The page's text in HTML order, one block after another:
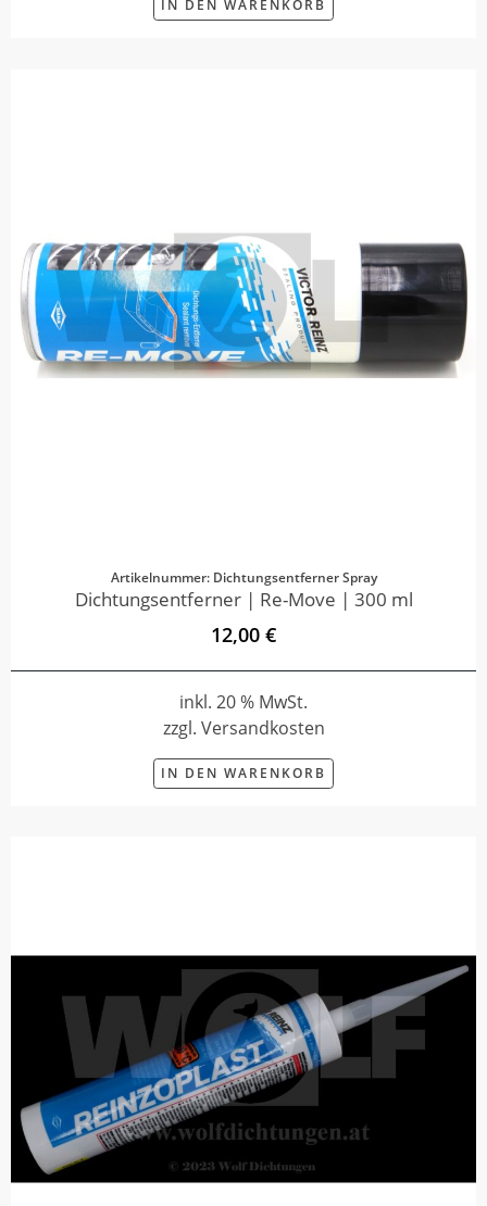
IN DEN WARENKORB
Artikelnummer: Dichtungsentferner Spray
Dichtungsentferner | Re-Move | 300 ml
12,00 €
inkl. 20 % MwSt.
zzgl. Versandkosten
IN DEN WARENKORB